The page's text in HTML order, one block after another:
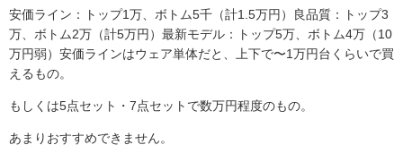
安価ライン：トップ1万、ボトム5千（計1.5万円）良品質：トップ3
万、ボトム2万（計5万円）最新モデル：トップ5万、ボトム4万（10
万円弱）安価ラインはウェア単体だと、上下で〜1万円台くらいで買
えるもの。
もしくは5点セット・7点セットで数万円程度のもの。
あまりおすすめできません。